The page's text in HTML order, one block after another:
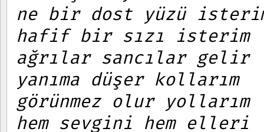
ne bir dost yüzü
hafif bir sızı isterim
ağrılar sancılar gelir
yanıma düşer kollarım
görünmez olur yollarım
hem sevgini hem elleri